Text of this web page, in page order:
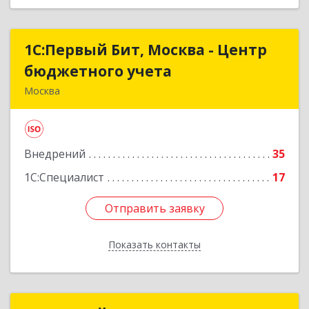
1С:Первый Бит, Москва - Центр
бюджетного учета
Москва
Внедрений
35
1С:Специалист
17
Отправить заявку
Показать контакты
1С:Первый Бит, Москва - Центр
бюджетного учета
Подробнее
Отправить заявку
Назад